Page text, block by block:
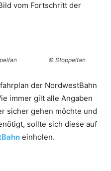
vom Fortschritt der
© Stoppelfan
der NordwestBahn
immer gilt alle Angaben
sicher gehen möchte und
sollte sich diese auf
einholen.